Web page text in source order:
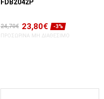
FDB2042P
24,70€ 23,80€
-3%
ΠΡΟΣΩΡΙΝΆ ΜΗ ΔΙΑΘΈΣΙΜΟ